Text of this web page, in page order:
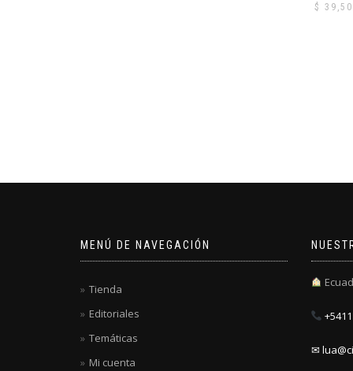
$
MENÚ DE NAVEGACIÓN
Tienda
Editoriales
Temáticas
Mi cuenta
✉